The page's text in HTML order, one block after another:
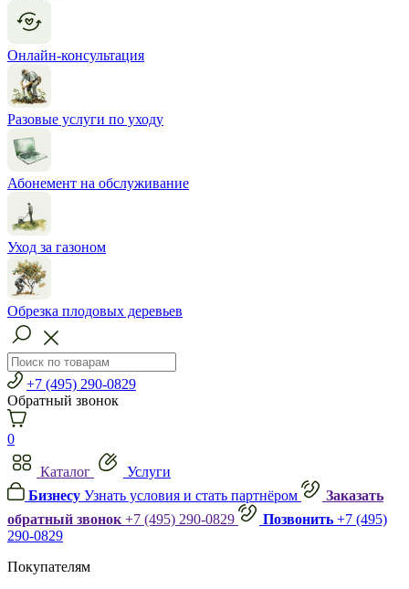
Онлайн-консультация
Разовые услуги по уходу
Абонемент на обслуживание
Уход за газоном
Обрезка плодовых деревьев
+7 (495) 290-0829
Обратный звонок
0
Каталог
Услуги
Бизнесу Узнать условия и стать партнёром
Заказать
обратный звонок +7 (495) 290-0829 Позвонить +7 (495)
290-0829
Покупателям